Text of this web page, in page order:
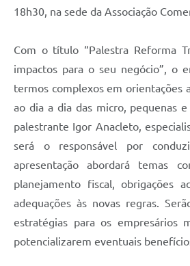
18h30, na sede da Associação
Com o título “Palestra Reforma
impactos para o seu negócio”, o
termos complexos em orientações
ao dia a dia das micro, pequenas
palestrante Igor Anacleto,
será o responsável por
apresentação abordará temas
planejamento fiscal, obrigações
adequações às novas regras.
estratégias para os empresários
potencializarem eventuais